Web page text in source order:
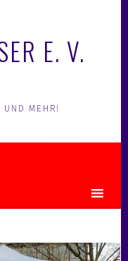
E. V.
MEHR!